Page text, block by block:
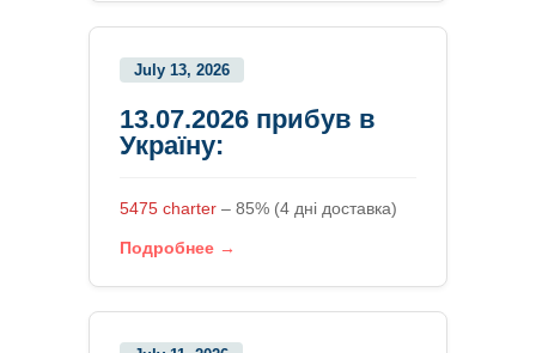
July 13, 2026
13.07.2026 прибув в
Україну:
5475 charter – 85% (4 дні доставка)
Подробнее →